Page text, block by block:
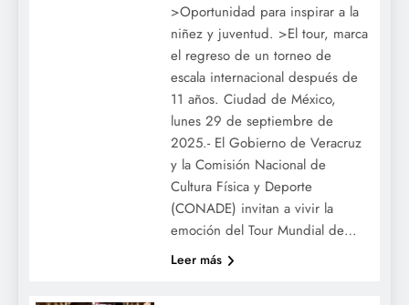
>Oportunidad para inspirar a la
niñez y juventud. >El tour, marca
el regreso de un torneo de
escala internacional después de
11 años. Ciudad de México,
lunes 29 de septiembre de
2025.- El Gobierno de Veracruz
y la Comisión Nacional de
Cultura Física y Deporte
(CONADE) invitan a vivir la
emoción del Tour Mundial de…
Leer más